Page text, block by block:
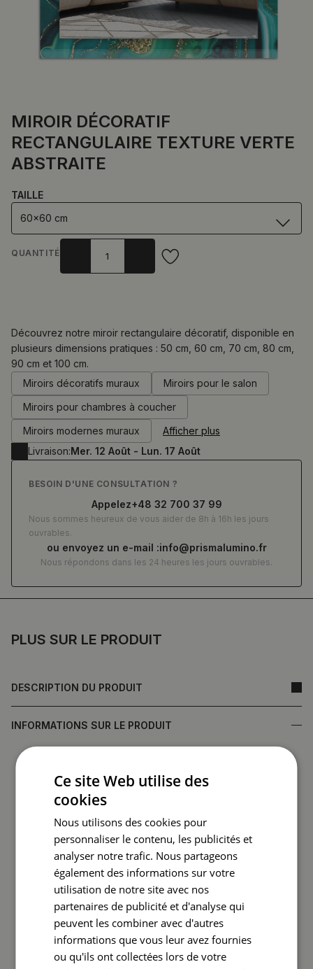
PLUS SUR LE PRODUIT
DESCRIPTION DU PRODUIT
INFORMATIONS SUR LE PRODUIT
résistance aux dommages
Miroir fabriqué en Pologne
• Garantie du fabricant
• Délai d'exécution rapide
Le dos du miroir (film protecteur) peut différer en couleur
de celui présenté dans l'offre.Cela n'affecte pas la
qualité du produit et ne constitue pas un motif de
réclamation.
MIROIR DÉCORATIF
RECTANGULAIRE TEXTURE VERTE
ABSTRAITE
TAILLE
60x60 cm
QUANTITÉ
0.00€
Découvrez notre miroir rectangulaire décoratif, disponible en
plusieurs dimensions pratiques : 50 cm, 60 cm, 70 cm, 80 cm,
90 cm et 100 cm.
Miroirs décoratifs muraux
Miroirs pour le salon
Miroirs pour chambres à coucher
Miroirs modernes muraux
Afficher plus
Livraison:Mer. 12 Août - Lun. 17 Août
BESOIN D'UNE CONSULTATION ?
Appelez+48 32 700 37 99
Nous sommes heureux de vous aider de 8h à 16h les jours
ouvrables.
ou envoyez un e-mail :info@prismalumino.fr
Nous répondons dans les 24 heures les jours ouvrables.
Ce site Web utilise des
cookies
Nous utilisons des cookies pour
personnaliser le contenu, les publicités et
analyser notre trafic. Nous partageons
également des informations sur votre
utilisation de notre site avec nos
partenaires de publicité et d'analyse qui
peuvent les combiner avec d'autres
informations que vous leur avez fournies
ou qu'ils ont collectées lors de votre